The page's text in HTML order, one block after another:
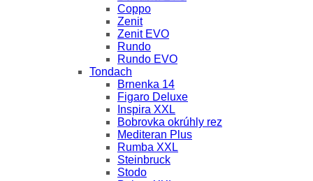
Coppo
Zenit
Zenit EVO
Rundo
Rundo EVO
Tondach
Brnenka 14
Figaro Deluxe
Inspira XXL
Bobrovka okrúhly rez
Mediteran Plus
Rumba XXL
Steinbruck
Stodo